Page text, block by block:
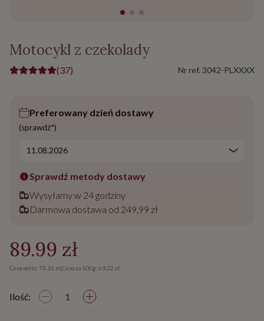
Motocykl z czekolady
(37) Nr ref. 3042-PLXXXX
Preferowany dzień dostawy
(sprawdź*)
Sprawdź metody dostawy
Wysyłamy w 24 godziny
Darmowa dostawa od 249,99 zł
89.99 zł
Cena netto: 73.16 zł|Cena za 100g: 69.22 zł
Ilość: